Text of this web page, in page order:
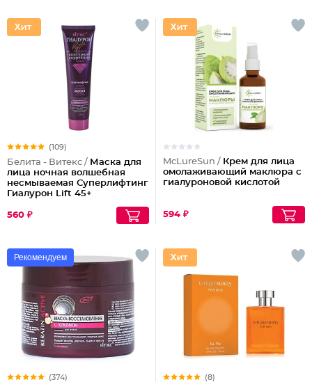
(109)
Белита - Витекс / Маска для
лица ночная волшебная
несмываемая Суперлифтинг
Гиалурон Lift 45+
560 ₽
McLureSun / Крем для лица
омолаживающий маклюра с
гиалуроновой кислотой
594 ₽
Рекомендуем
(374) (8)